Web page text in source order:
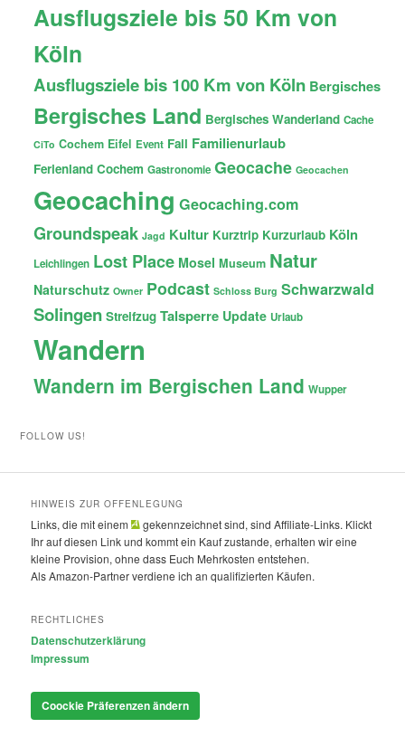
Ausflugsziele bis 50 Km von
Köln
Ausflugsziele bis 100 Km von Köln Bergisches
Bergisches Land Bergisches Wanderland Cache
CiTo Cochem Eifel Event Fail Familienurlaub
Ferienland Cochem Gastronomie Geocache Geocachen
Geocaching Geocaching.com
Groundspeak Jagd Kultur Kurztrip Kurzurlaub Köln
Leichlingen Lost Place Mosel Museum Natur
Naturschutz Owner Podcast Schloss Burg Schwarzwald
Solingen Streifzug Talsperre Update Urlaub
Wandern
Wandern im Bergischen Land Wupper
FOLLOW US!
HINWEIS ZUR OFFENLEGUNG
Links, die mit einem
gekennzeichnet sind, sind Affiliate-Links. Klickt
Ihr auf diesen Link und kommt ein Kauf zustande, erhalten wir eine
kleine Provision, ohne dass Euch Mehrkosten entstehen.
Als Amazon-Partner verdiene ich an qualifizierten Käufen.
RECHTLICHES
Datenschutzerklärung
Impressum
Coockie Präferenzen ändern